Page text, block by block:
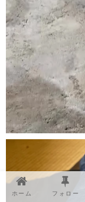
ホーム フォロー